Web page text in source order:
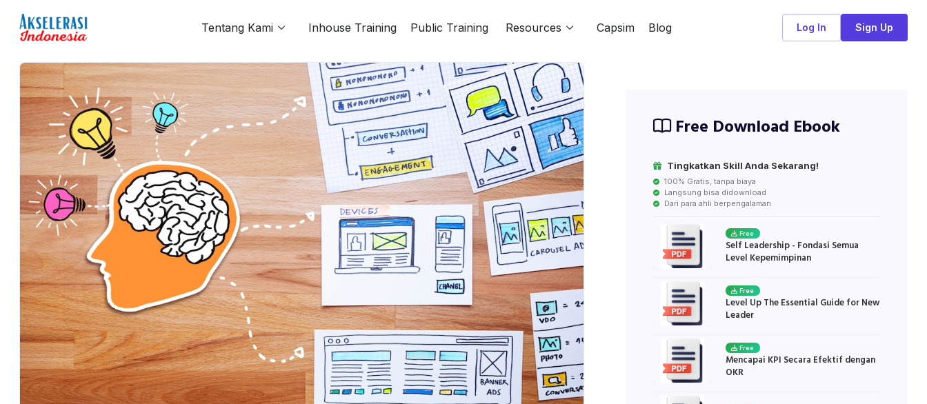
Tentang Kami Inhouse Training Public Training Resources Capsim Blog Log In Sign Up
Free Download Ebook
Tingkatkan Skill Anda Sekarang!
100% Gratis, tanpa biaya
Langsung bisa didownload
Dari para ahli berpengalaman
Free
Self Leadership - Fondasi Semua
Level Kepemimpinan
Free
Level Up The Essential Guide for New
Leader
Free
Mencapai KPI Secara Efektif dengan
OKR